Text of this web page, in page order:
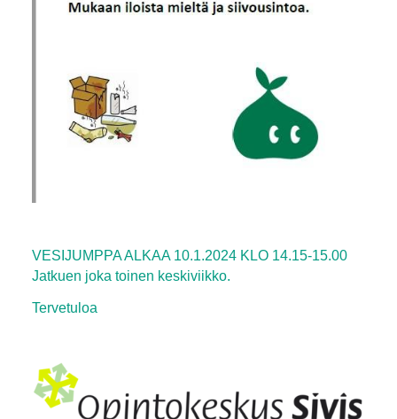
VESIJUMPPA ALKAA 10.1.2024 KLO 14.15-15.00
Jatkuen joka toinen keskiviikko.
Tervetuloa